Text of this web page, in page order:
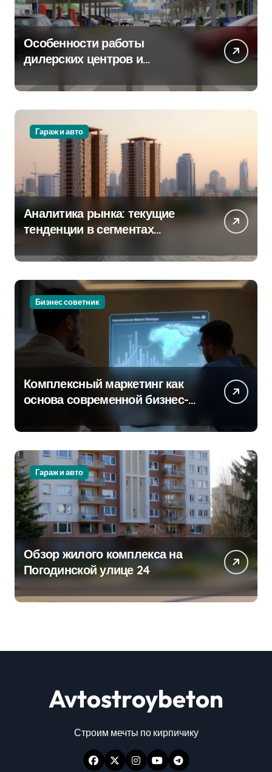
Особенности работы
дилерских центров и
крупных проспектах
Гараж и авто
Аналитика рынка: текущие
тенденции в сегментах
Бизнес советник
Комплексный маркетинг как
основа современной бизнес-
Гараж и авто
Обзор жилого комплекса на
Погодинской улице 24
Avtostroybeton
Строим мечты по кирпичику